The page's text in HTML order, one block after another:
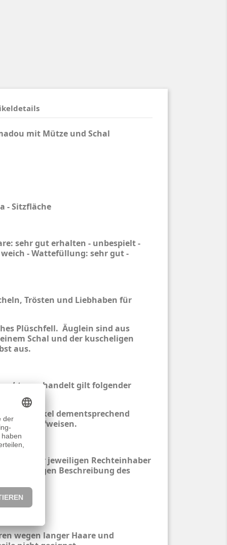
mit Mütze und Schal
- Sitzfläche
sehr gut erhalten - unbespielt -
- Wattefüllung: sehr gut -
Trösten und Liebhaben für
Plüschfell. Äuglein sind aus
Schal und der kuscheligen
aus.
handelt gilt folgender
der Artikel dementsprechend
aufweisen.
der jeweiligen Rechteinhaber
eindeutigen Beschreibung des
wegen langer Haare und